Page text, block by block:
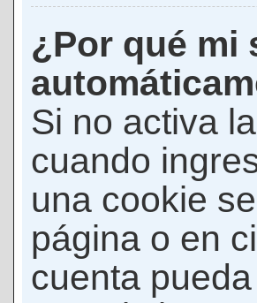
¿Por qué mi
Si no activa
cuando
una cookie
página o en
cuenta